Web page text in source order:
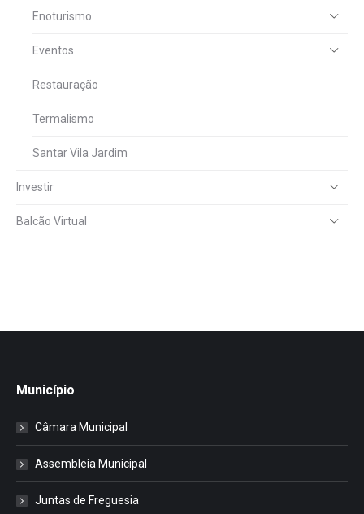
Enoturismo
Eventos
Restauração
Termalismo
Santar Vila Jardim
Investir
Balcão Virtual
Município
Câmara Municipal
Assembleia Municipal
Juntas de Freguesia